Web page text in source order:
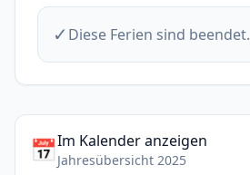
✓ Diese Ferien sind beendet.
📅Im Kalender anzeigen
Jahresübersicht 2025